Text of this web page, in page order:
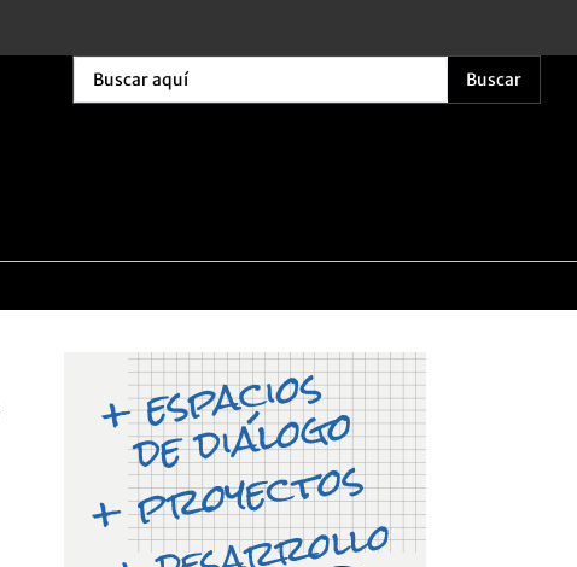
Buscar